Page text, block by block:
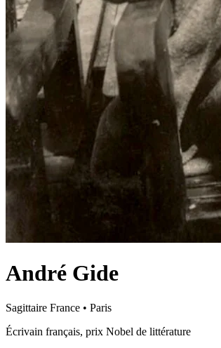
André Gide
Sagittaire France • Paris
Écrivain français, prix Nobel de littérature